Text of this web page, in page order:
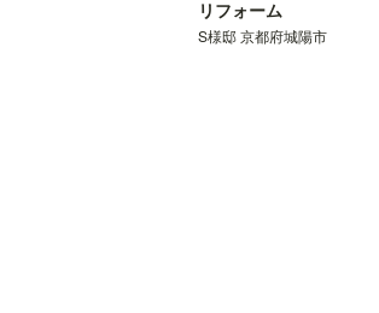
リフォーム
S様邸 京都府城陽市